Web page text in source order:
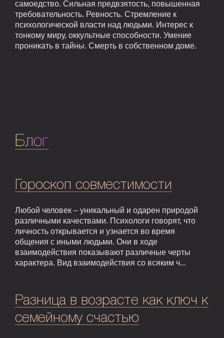
самоедство. Сильная предвзятость, повышенная
требовательность. Ревность. Стремление к
психологической власти над людьми. Интерес к
тонкому миру, оккультные способности. Умение
проникать в тайны. Смерть в собственном доме.
Блог
Гороскоп совместимости
Любой человек – уникальный и одарен природой
различными качествами. Психологи говорят, что
личность открывается и узнается во время
общения с иными людьми. Они в ходе
взаимодействия показывают различные черты
характера. Вид взаимодействия со всяким ч...
Разница в возрасте как ключ к
семейному счастью